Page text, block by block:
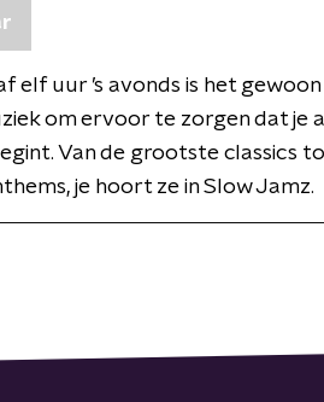
elf uur ’s avonds is het gewoon
om ervoor te zorgen dat je
Van de grootste classics
je hoort ze in Slow Jamz.